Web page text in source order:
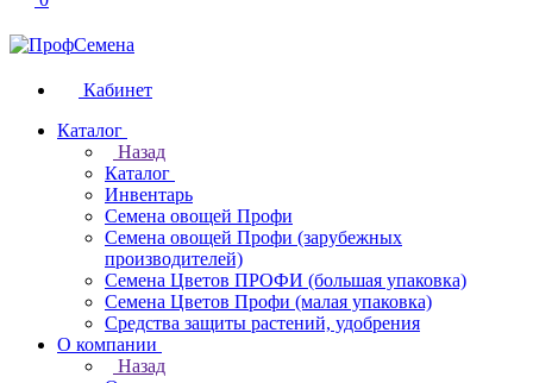
Кабинет
Каталог
Назад
Каталог
Инвентарь
Семена овощей Профи
Семена овощей Профи (зарубежных
производителей)
Семена Цветов ПРОФИ (большая упаковка)
Семена Цветов Профи (малая упаковка)
Средства защиты растений, удобрения
О компании
Назад